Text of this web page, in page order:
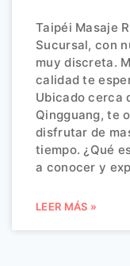
Taipéi Masaje
Sucursal, con
muy discreta.
calidad te
Ubicado cerca
Qingguang, te
disfrutar de
tiempo. ¿Qué
a conocer y
LEER MÁS »